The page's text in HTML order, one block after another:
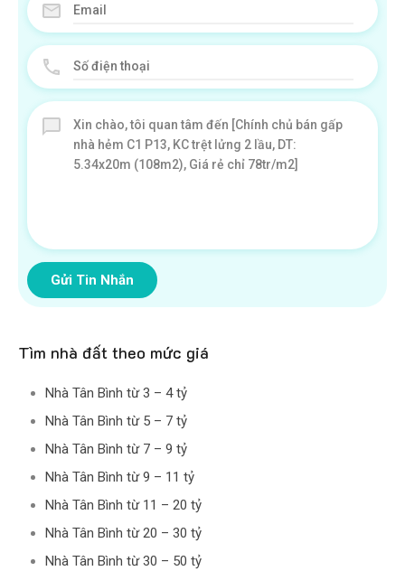
Gửi Tin Nhắn
Tìm nhà đất theo mức giá
Nhà Tân Bình từ 3 – 4 tỷ
Nhà Tân Bình từ 5 – 7 tỷ
Nhà Tân Bình từ 7 – 9 tỷ
Nhà Tân Bình từ 9 – 11 tỷ
Nhà Tân Bình từ 11 – 20 tỷ
Nhà Tân Bình từ 20 – 30 tỷ
Nhà Tân Bình từ 30 – 50 tỷ